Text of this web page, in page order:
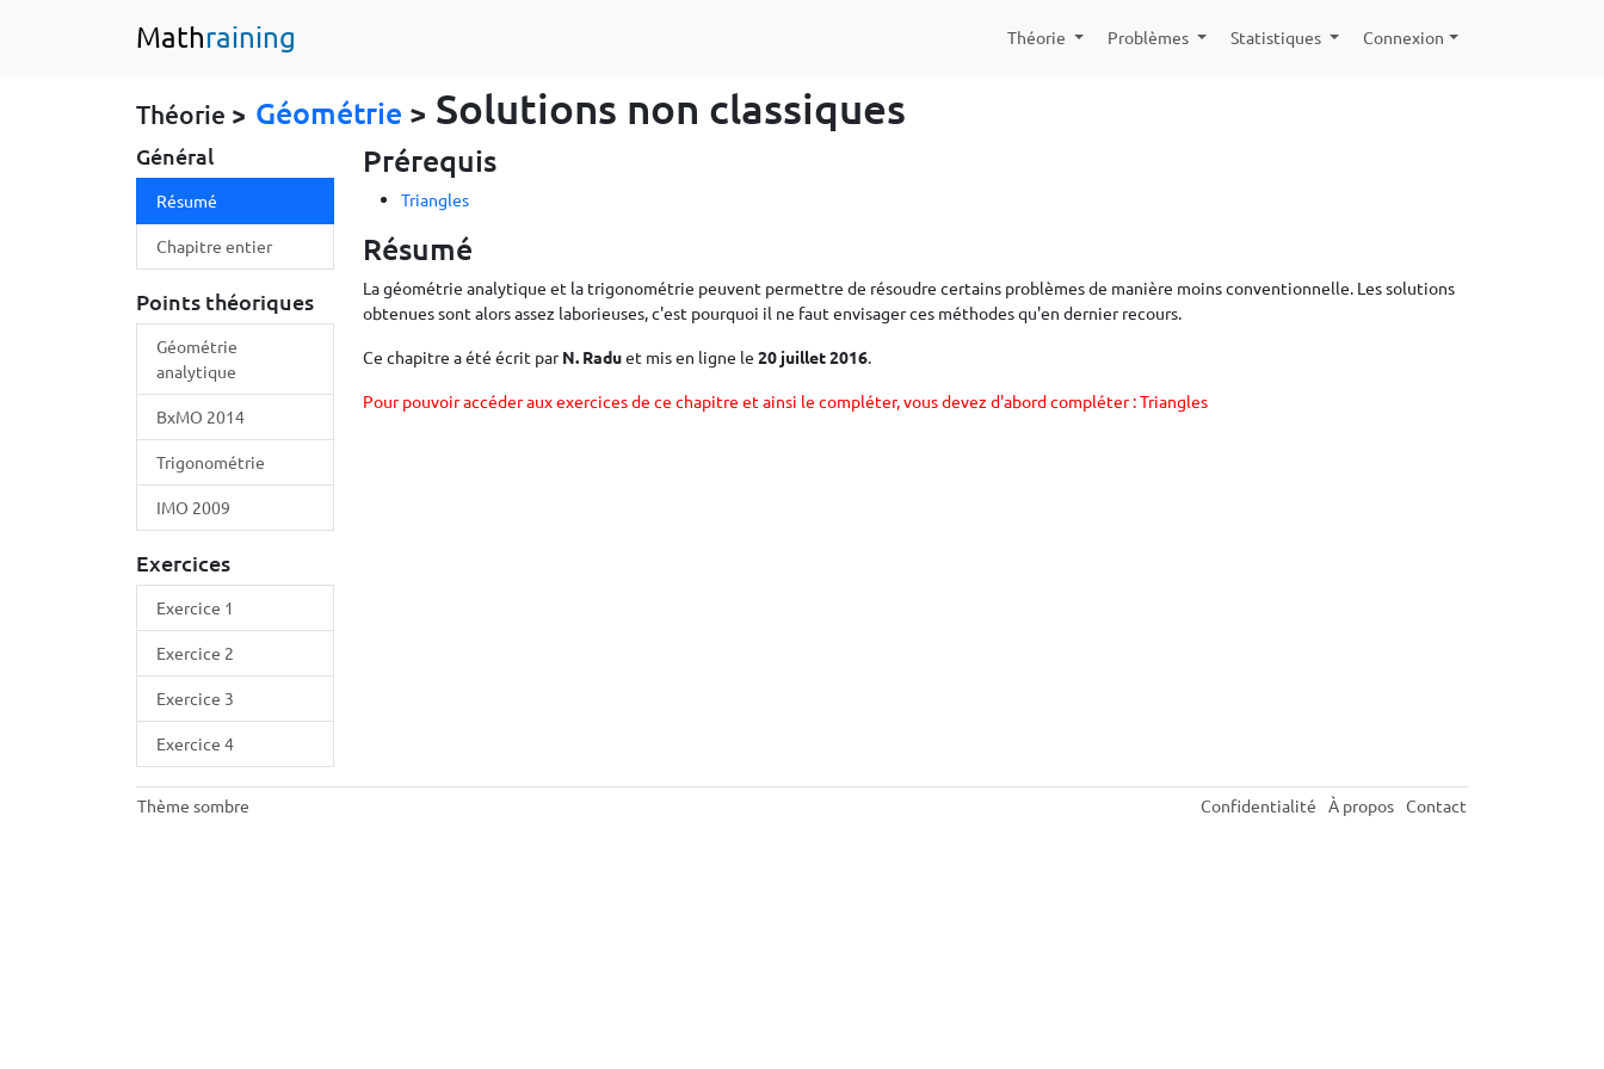
Mathraining Théorie Problèmes Statistiques Connexion
Théorie > Géométrie > Solutions non classiques
Général
Résumé
Chapitre entier
Points théoriques
Géométrie
analytique
BxMO 2014
Trigonométrie
IMO 2009
Exercices
Exercice 1
Exercice 2
Exercice 3
Exercice 4
Prérequis
Triangles
Résumé
La géométrie analytique et la trigonométrie peuvent permettre de résoudre certains problèmes de manière moins conventionnelle. Les solutions
obtenues sont alors assez laborieuses, c'est pourquoi il ne faut envisager ces méthodes qu'en dernier recours.
Ce chapitre a été écrit parN. Raduet mis en ligne le 20 juillet 2016.
Pour pouvoir accéder aux exercices de ce chapitre et ainsi le compléter, vous devez d'abord compléter : Triangles
Thème sombre Confidentialité À propos Contact